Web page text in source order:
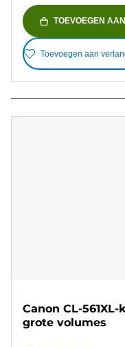
TOEVOEGEN
Toevoegen aan
Canon CL-
grote volumes